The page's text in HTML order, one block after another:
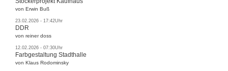
von Erwin Buß
23.02.2026 - 17:42Uhr
DDR
von reiner doss
12.02.2026 - 07:30Uhr
Farbgestaltung Stadthalle
von Klaus Rodominsky